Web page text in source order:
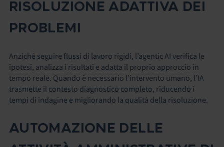
RISOLUZIONE ADATTIVA DEI
PROBLEMI
Anziché seguire flussi di lavoro rigidi, l’agentic AI verifica le
ipotesi, analizza i risultati e adatta il proprio approccio in
tempo reale. Quando è necessario l’intervento umano, l’IA
trasmette il contesto diagnostico completo, riducendo i
tempi di indagine e migliorando la qualità della risoluzione.
AUTOMAZIONE DELLE